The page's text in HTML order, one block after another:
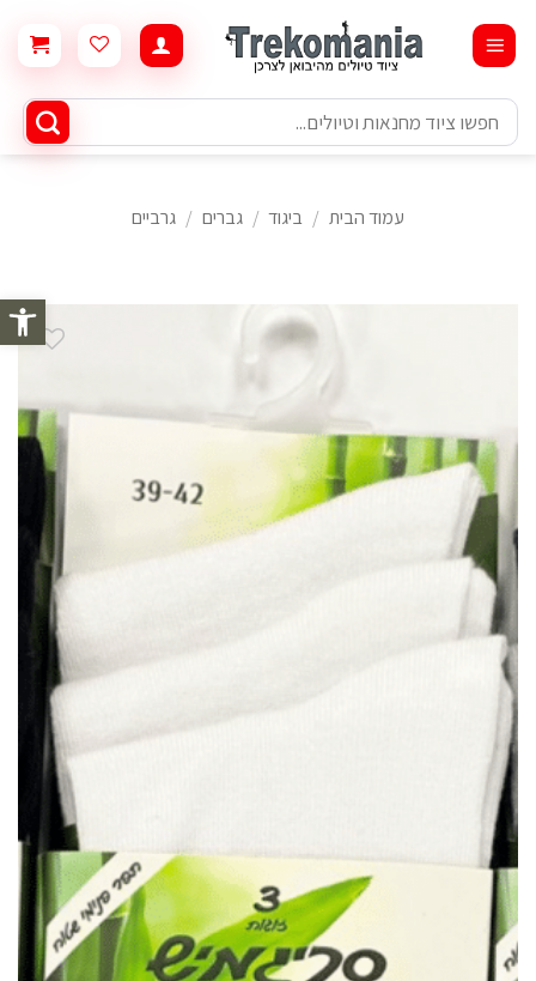
פתח
content
חיפוש
עבור:
עמוד הבית / ביגוד / גברים / גרביים